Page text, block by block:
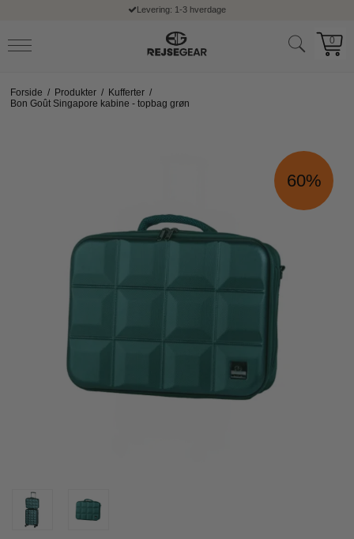
Fri fragt ved køb over 399,- kr
0
Forside / Produkter / Kufferter /
Bon Goût Singapore kabine - topbag grøn
60%